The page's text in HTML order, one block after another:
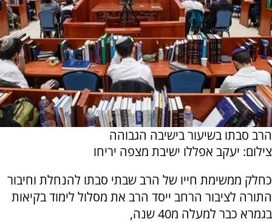
הרב סבתו בשיעור בישיבה הגבוהה
צילום: יעקב אפללו ישיבת מצפה יריחו
כחלק ממשימת חייו של הרב שבתי סבתו להנחלת וחיבור
התורה לציבור הרחב ייסד הרב את מסלול לימוד בקיאות
בגמרא כבר למעלה מ40 שנה,